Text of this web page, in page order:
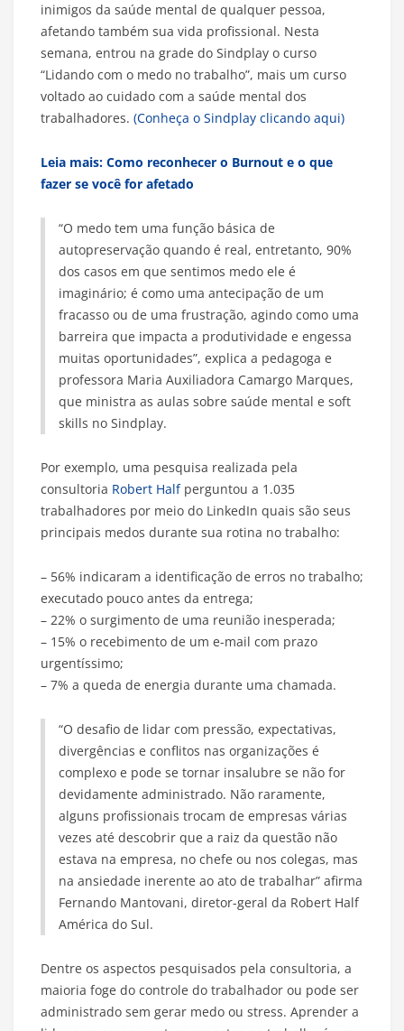
inimigos da saúde mental de qualquer pessoa,
afetando também sua vida profissional. Nesta
semana, entrou na grade do Sindplay o curso
“Lidando com o medo no trabalho”, mais um curso
voltado ao cuidado com a saúde mental dos
trabalhadores. (Conheça o Sindplay clicando aqui)
Leia mais: Como reconhecer o Burnout e o que
fazer se você for afetado
“O medo tem uma função básica de
autopreservação quando é real, entretanto, 90%
dos casos em que sentimos medo ele é
imaginário; é como uma antecipação de um
fracasso ou de uma frustração, agindo como uma
barreira que impacta a produtividade e engessa
muitas oportunidades”, explica a pedagoga e
professora Maria Auxiliadora Camargo Marques,
que ministra as aulas sobre saúde mental e soft
skills no Sindplay.
Por exemplo, uma pesquisa realizada pela
consultoria Robert Halfperguntou a 1.035
trabalhadores por meio do LinkedIn quais são seus
principais medos durante sua rotina no trabalho:
– 56% indicaram a identificação de erros no trabalho;
executado pouco antes da entrega;
– 22% o surgimento de uma reunião inesperada;
– 15% o recebimento de um e-mail com prazo
urgentíssimo;
– 7% a queda de energia durante uma chamada.
“O desafio de lidar com pressão, expectativas,
divergências e conflitos nas organizações é
complexo e pode se tornar insalubre se não for
devidamente administrado. Não raramente,
alguns profissionais trocam de empresas várias
vezes até descobrir que a raiz da questão não
estava na empresa, no chefe ou nos colegas, mas
na ansiedade inerente ao ato de trabalhar” afirma
Fernando Mantovani, diretor-geral da Robert Half
América do Sul.
Dentre os aspectos pesquisados pela consultoria, a
maioria foge do controle do trabalhador ou pode ser
administrado sem gerar medo ou stress. Aprender a